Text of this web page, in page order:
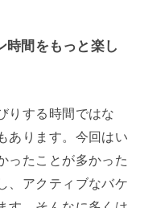
時間をもっと楽し
りする時間ではな
あります。今回はい
ったことが多かった
、アクティブなバケ